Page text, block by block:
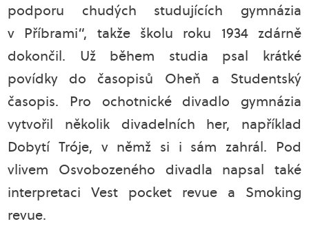
podporu chudých studujících gymnázia
v Příbrami“, takže školu roku 1934 zdárně
dokončil. Už během studia psal krátké
povídky do časopisů Oheň a Studentský
časopis. Pro ochotnické divadlo gymnázia
vytvořil několik divadelních her, například
Dobytí Tróje, v němž si i sám zahrál. Pod
vlivem Osvobozeného divadla napsal také
interpretaci Vest pocket revue a Smoking
revue.